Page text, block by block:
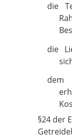
die
die
dem
§24 der